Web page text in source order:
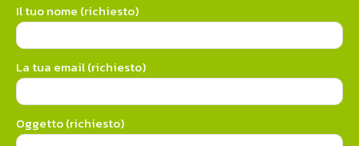
Il tuo nome (richiesto)
La tua email (richiesto)
Oggetto (richiesto)